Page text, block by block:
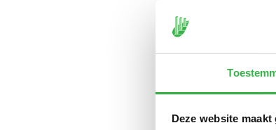
Deze websiteDe